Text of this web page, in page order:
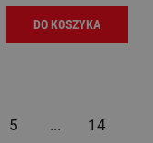
DO KOSZYKA
5 ... 14